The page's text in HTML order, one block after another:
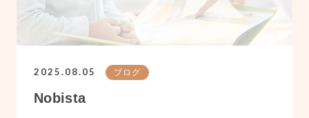
2025.08.05 ブログ
Nobista